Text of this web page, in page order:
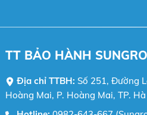
TT BẢO HÀNH
Địa chỉ TTBH: Số 251, Đường
Hoàng Mai, P. Hoàng Mai, TP.